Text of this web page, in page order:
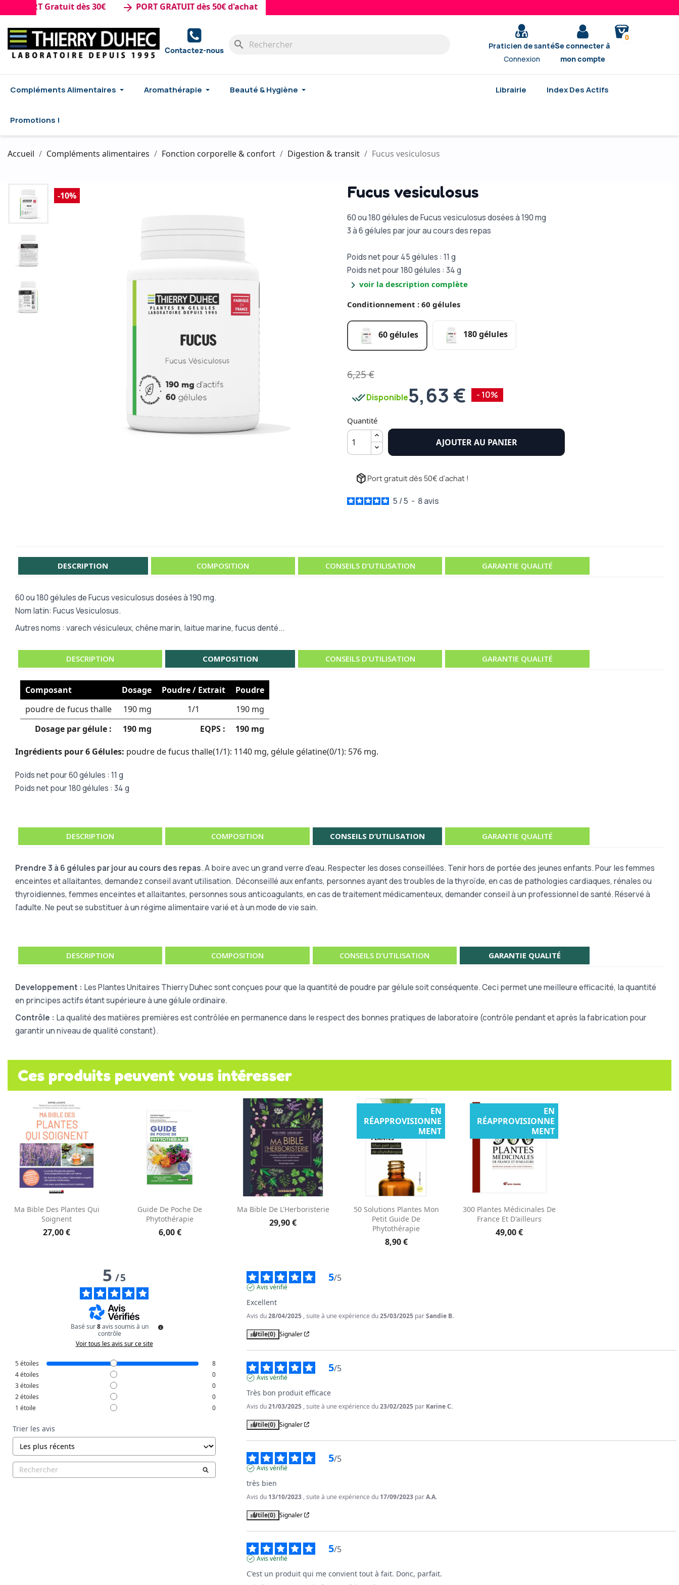
Gratuit dès 30€ arrow_forward PORT GRATUIT dès 50€ d'achat
Contactez-nous search
Praticien de santé
Connexion
Se connecter à
mon compte
0
Compléments Alimentaires Aromathérapie Beauté & Hygiène Librairie Index Des Actifs
Promotions !
Accueil Compléments alimentaires Fonction corporelle & confort Digestion & transit Fucus vesiculosus
-10% Fucus vesiculosus
60 ou 180 gélules de Fucus vesiculosus dosées à 190 mg
3 à 6 gélules par jour au cours des repas
Poids net pour 45 gélules : 11 g
Poids net pour 180 gélules : 34 g
chevron_right voir la description complète
Conditionnement : 60 gélules
60 gélules 180 gélules
6,25 €
done_allDisponible5,63 € - 10%
Quantité
AJOUTER AU PANIER
package_2 Port gratuit dès 50€ d'achat !
5 /5 - 8avis
DESCRIPTION COMPOSITION CONSEILS D’UTILISATION GARANTIE QUALITÉ
60 ou 180 gélules de Fucus vesiculosus dosées à 190 mg.
Nom latin: Fucus Vesiculosus.
Autres noms : varech vésiculeux, chêne marin, laitue marine, fucus denté...
DESCRIPTION COMPOSITION CONSEILS D’UTILISATION GARANTIE QUALITÉ
Composant Dosage Poudre / Extrait
Poudre
poudre de fucus thalle
190 mg 1/1
190 mg
Dosage par gélule :
190 mg EQPS : 190 mg
Ingrédients pour 6 Gélules: poudre de fucus thalle(1/1): 1140 mg, gélule gélatine(0/1): 576 mg.
Poids net pour 60 gélules : 11 g
Poids net pour 180 gélules : 34 g
DESCRIPTION COMPOSITION CONSEILS D’UTILISATION GARANTIE QUALITÉ
Prendre 3 à 6 gélules par jour au cours des repas. A boire avec un grand verre d'eau. Respecter les doses conseillées. Tenir hors de portée des jeunes enfants. Pour les femmes
enceintes et allaitantes, demandez conseil avant utilisation. Déconseillé aux enfants, personnes ayant des troubles de la thyroïde, en cas de pathologies cardiaques, rénales ou
thyroidiennes, femmes enceintes et allaitantes, personnes sous anticoagulants, en cas de traitement médicamenteux, demander conseil à un professionnel de santé. Réservé à
l'adulte. Ne peut se substituer à un régime alimentaire varié et à un mode de vie sain.
DESCRIPTION COMPOSITION CONSEILS D’UTILISATION GARANTIE QUALITÉ
Developpement : Les Plantes Unitaires Thierry Duhec sont conçues pour que la quantité de poudre par gélule soit conséquente. Ceci permet une meilleure efficacité, la quantité
en principes actifs étant supérieure à une gélule ordinaire.
Contrôle : La qualité des matières premières est contrôlée en permanence dans le respect des bonnes pratiques de laboratoire (contrôle pendant et après la fabrication pour
garantir un niveau de qualité constant).
Ces produits peuvent vous intéresser
Aperçu rapide
Ma Bible Des Plantes Qui
Soignent
27,00 €
Aperçu rapide
Guide De Poche De
Phytothérapie
6,00 €
Aperçu rapide
Ma Bible De L'Herboristerie
29,90 €
Aperçu rapide
50 Solutions Plantes Mon
Petit Guide De
Phytothérapie
8,90 €
EN
RÉAPPROVISIONNE
MENT
Aperçu rapide
300 Plantes Médicinales De
France Et D'ailleurs
49,00 €
EN
RÉAPPROVISIONNE
MENT
5/5
Basé sur8avis soumis à un
contrôle
Voir tous les avis sur ce site
5étoiles
8
4étoiles
0
3étoiles
0
2étoiles
0
1 étoile 0
Trier les avis
5/5
Avis vérifié
Excellent
Avis du28/04/2025 , suite à une expérience du25/03/2025 parSandie B.
Utile(0) Signaler
5/5
Avis vérifié
Très bon produit efficace
Avis du21/03/2025 , suite à une expérience du23/02/2025 par Karine C.
Utile(0) Signaler
5/5
Avis vérifié
très bien
Avis du 13/10/2023 , suite à une expérience du 17/09/2023 parA.A.
Utile(0) Signaler
5/5
Avis vérifié
C'est un produit qui me convient tout à fait. Donc, parfait.